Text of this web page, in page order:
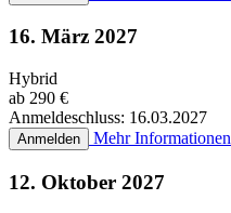
16. März 2027
Hybrid
ab 290 €
Anmeldeschluss: 16.03.2027
Anmelden Mehr Informationen
12. Oktober 2027